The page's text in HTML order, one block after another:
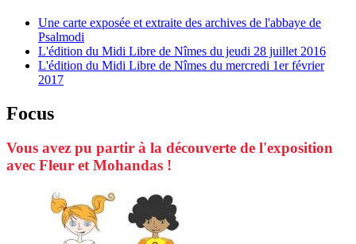
Une carte exposée et extraite des archives de l'abbaye de
Psalmodi
L'édition du Midi Libre de Nîmes du jeudi 28 juillet 2016
L'édition du Midi Libre de Nîmes du mercredi 1er février
2017
Focus
Vous avez pu partir à la découverte de l'exposition
avec Fleur et Mohandas !